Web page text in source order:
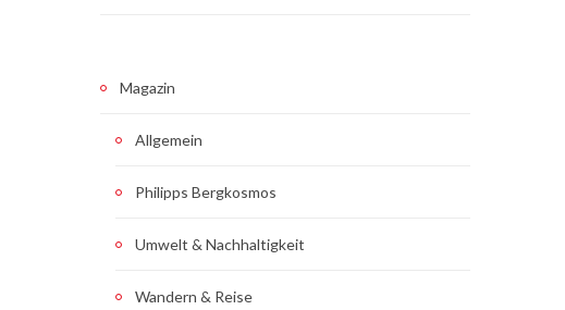
Magazin
Allgemein
Philipps Bergkosmos
Umwelt & Nachhaltigkeit
Wandern & Reise